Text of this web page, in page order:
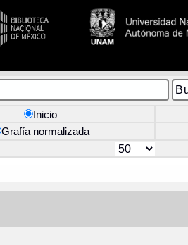
Inicio
Grafía normalizada